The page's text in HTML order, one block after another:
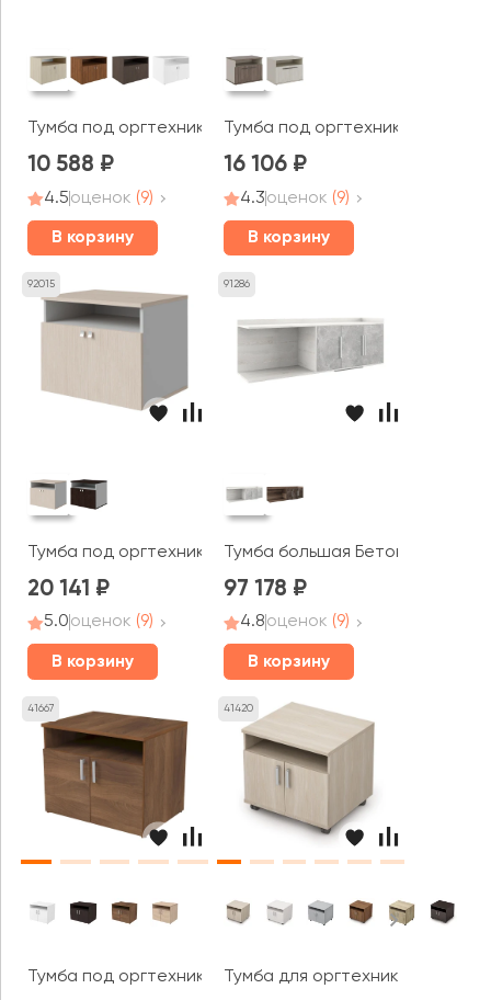
Тумба под оргтехнику Тренд / Trend
10 588
4.5оценок (9)
В корзину
Тумба под оргтехнику Нью
16 106
4.3оценок (9)
В корзину
92015
Тумба под оргтехнику Свифт / Swift
20 141
5.0оценок (9)
В корзину
91286
Тумба большая Бетон / B-tone
97 178
4.8оценок (9)
В корзину
41667
Тумба под оргтехнику (790*600*650) 2Т.005 СТИЛЬ
41420
Тумба для оргтехники